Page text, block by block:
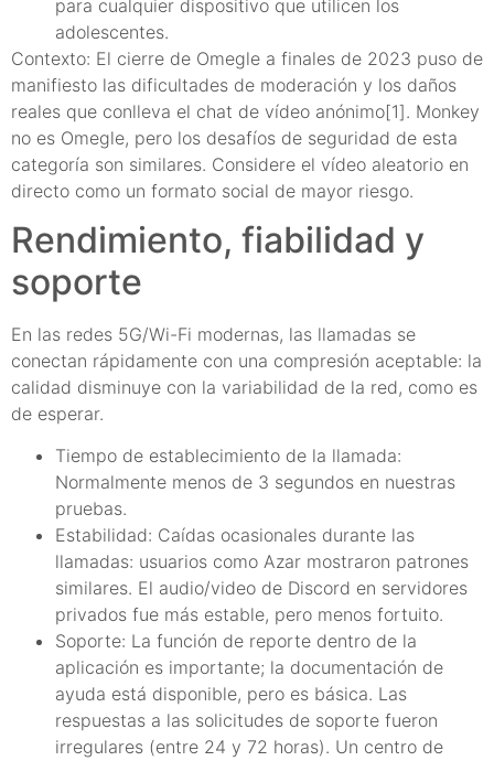
para cualquier dispositivo que utilicen los
adolescentes.
Contexto: El cierre de Omegle a finales de 2023 puso de
manifiesto las dificultades de moderación y los daños
reales que conlleva el chat de vídeo anónimo[1]. Monkey
no es Omegle, pero los desafíos de seguridad de esta
categoría son similares. Considere el vídeo aleatorio en
directo como un formato social de mayor riesgo.
Rendimiento, fiabilidad y
soporte
En las redes 5G/Wi-Fi modernas, las llamadas se
conectan rápidamente con una compresión aceptable: la
calidad disminuye con la variabilidad de la red, como es
de esperar.
Tiempo de establecimiento de la llamada:
Normalmente menos de 3 segundos en nuestras
pruebas.
Estabilidad: Caídas ocasionales durante las
llamadas: usuarios como Azar mostraron patrones
similares. El audio/video de Discord en servidores
privados fue más estable, pero menos fortuito.
Soporte: La función de reporte dentro de la
aplicación es importante; la documentación de
ayuda está disponible, pero es básica. Las
respuestas a las solicitudes de soporte fueron
irregulares (entre 24 y 72 horas). Un centro de